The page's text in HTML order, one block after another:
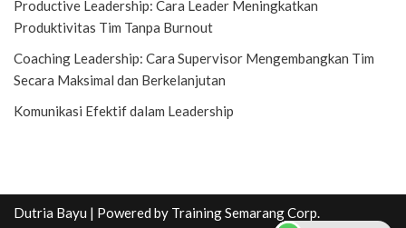
Productive Leadership: Cara Leader Meningkatkan
Produktivitas Tim Tanpa Burnout
Coaching Leadership: Cara Supervisor Mengembangkan Tim
Secara Maksimal dan Berkelanjutan
Komunikasi Efektif dalam Leadership
Dutria Bayu | Powered by Training Semarang Corp.